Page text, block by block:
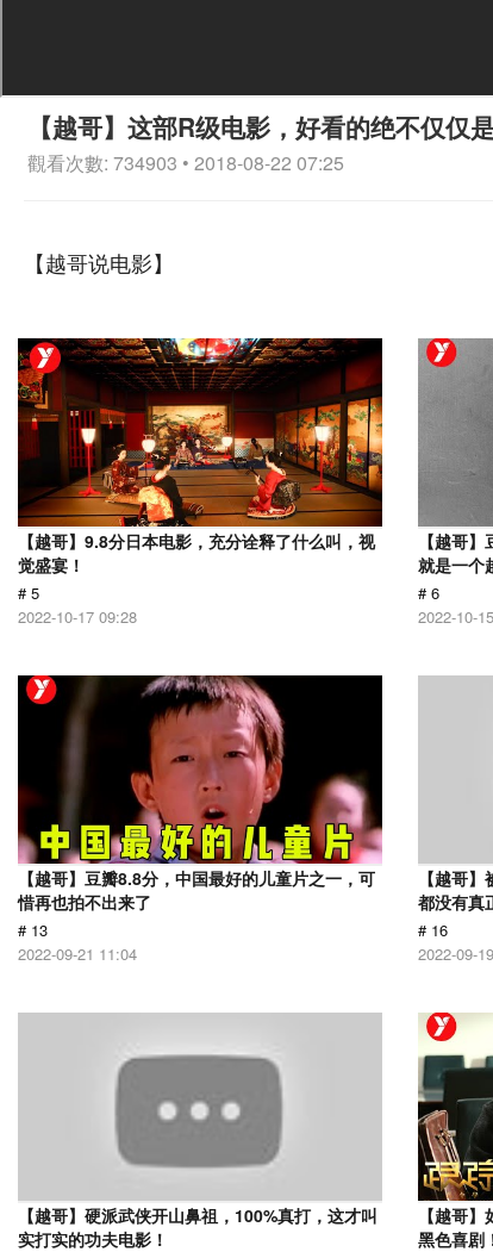
【越哥】这部R级电影，好看的绝不仅仅
觀看次數: 734903 • 2018-08-22 07:25
【越哥说电影】
【越哥】9.8分日本电影，充分诠释了什么叫，视
觉盛宴！
# 5
2022-10-17 09:28
【越哥
就是一个
# 6
2022-10-
【越哥】豆瓣8.8分，中国最好的儿童片之一，可
惜再也拍不出来了
# 13
2022-09-21 11:04
【越哥
都没有真
# 16
2022-09-
【越哥】硬派武侠开山鼻祖，100%真打，这才叫
实打实的功夫电影！
【越哥
黑色喜剧